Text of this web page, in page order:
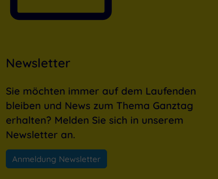
Newsletter
Sie möchten immer auf dem Laufenden
bleiben und News zum Thema Ganztag
erhalten? Melden Sie sich in unserem
Newsletter an.
Anmeldung Newsletter